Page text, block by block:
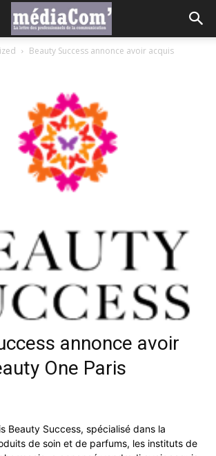
Beauty Success annonce avoir acquis
annonce avoir
One Paris
Beauty Success, spécialisé dans la
de soin et de parfums, les instituts de